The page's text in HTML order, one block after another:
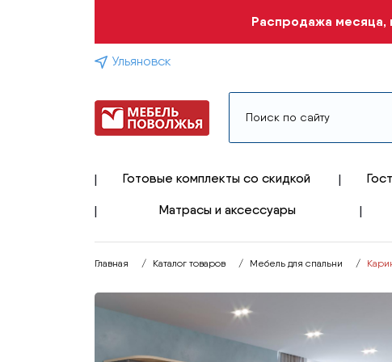
Распродажа месяца,
Ульяновск
Готовые комплекты со скидкой
Матрасы и аксессуары
Главная Каталог товаров Мебель для спальни